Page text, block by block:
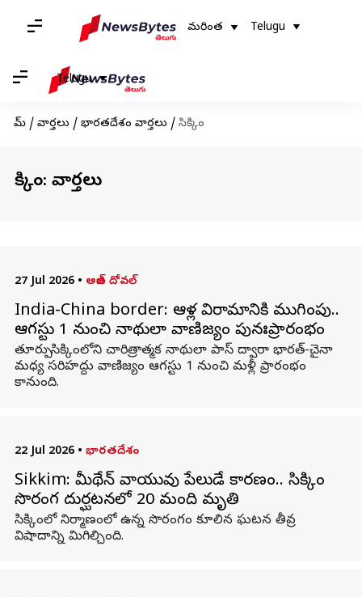
మరింత Telugu
Telugu
హోమ్ / వార్తలు / భారతదేశం వార్తలు / సిక్కిం
సిక్కిం: వార్తలు
27 Jul 2026 • అజిత్ దోవల్‌
India-China border: ఆరేళ్ల విరామానికి ముగింపు..
ఆగస్టు 1 నుంచి నాథులా వాణిజ్యం పునఃప్రారంభం
తూర్పు సిక్కింలోని చారిత్రాత్మక నాథులా పాస్‌ ద్వారా భారత్-చైనా
మధ్య సరిహద్దు వాణిజ్యం ఆగస్టు 1 నుంచి మళ్లీ ప్రారంభం
కానుంది.
22 Jul 2026 • భారతదేశం
Sikkim: మీథేన్ వాయువు పేలుడే కారణం.. సిక్కిం
సొరంగ దుర్ఘటనలో 20 మంది మృతి
సిక్కింలో నిర్మాణంలో ఉన్న సొరంగం కూలిన ఘటన తీవ్ర
విషాదాన్ని మిగిల్చింది.